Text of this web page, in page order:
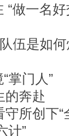
做一名
伍是如
掌门人”
的奔赴
所创下“
计”